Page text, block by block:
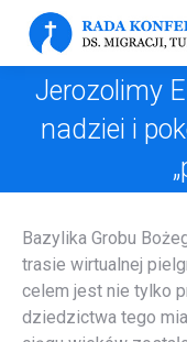
Jerozolimy
nadziei i
Bazylika Grobu
trasie wirtualnej
celem jest nie tylko
dziedzictwa tego